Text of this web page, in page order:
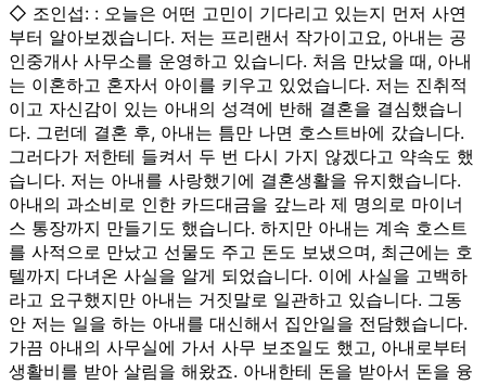
◇ 조인섭: : 오늘은 어떤 고민이 기다리고 있는지 먼저 사연
부터 알아보겠습니다. 저는 프리랜서 작가이고요, 아내는 공
인중개사 사무소를 운영하고 있습니다. 처음 만났을 때, 아내
는 이혼하고 혼자서 아이를 키우고 있었습니다. 저는 진취적
이고 자신감이 있는 아내의 성격에 반해 결혼을 결심했습니
다. 그런데 결혼 후, 아내는 틈만 나면 호스트바에 갔습니다.
그러다가 저한테 들켜서 두 번 다시 가지 않겠다고 약속도 했
습니다. 저는 아내를 사랑했기에 결혼생활을 유지했습니다.
아내의 과소비로 인한 카드대금을 갚느라 제 명의로 마이너
스 통장까지 만들기도 했습니다. 하지만 아내는 계속 호스트
를 사적으로 만났고 선물도 주고 돈도 보냈으며, 최근에는 호
텔까지 다녀온 사실을 알게 되었습니다. 이에 사실을 고백하
라고 요구했지만 아내는 거짓말로 일관하고 있습니다. 그동
안 저는 일을 하는 아내를 대신해서 집안일을 전담했습니다.
가끔 아내의 사무실에 가서 사무 보조일도 했고, 아내로부터
생활비를 받아 살림을 해왔죠. 아내한테 돈을 받아서 돈을 융